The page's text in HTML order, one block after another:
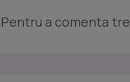
Pentru a comenta